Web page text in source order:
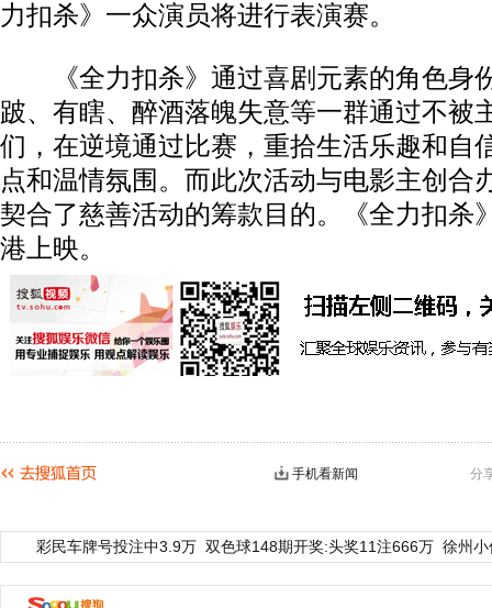
力扣杀》一众演员将进行表演赛。
《全力扣杀》通过喜剧元素的角色身
跛、有瞎、醉酒落魄失意等一群通过不被
们，在逆境通过比赛，重拾生活乐趣和自
点和温情氛围。而此次活动与电影主创合
契合了慈善活动的筹款目的。《全力扣杀
港上映。
分
手机看新闻
彩民车牌号投注中3.9万 双色球148期开奖:头奖11注666万 徐州